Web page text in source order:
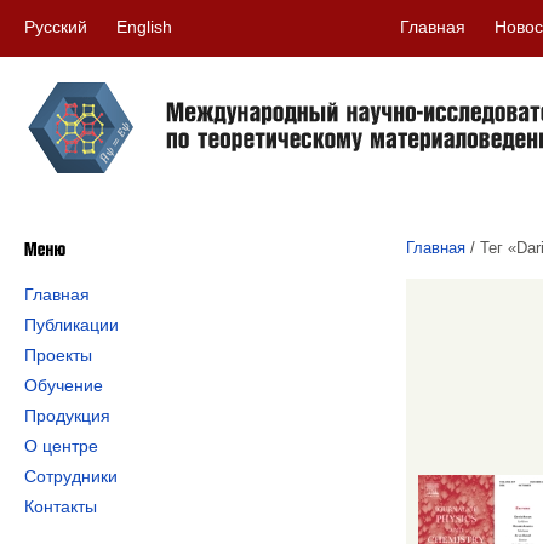
Русский English Главная
Главная
Публикации
Проекты
Обучение
Продукция
О центре
Сотрудники
Контакты
Главная / Тег